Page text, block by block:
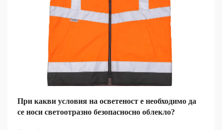
При какви условия на осветеност е необходимо да
се носи светоотразно безопасносно облекло?